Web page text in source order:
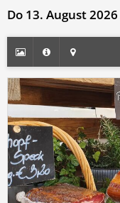
Do 13. August 2026